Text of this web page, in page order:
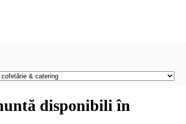
disponibili în